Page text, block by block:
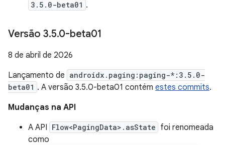
3.5.0-beta01 .
Versão 3.5.0-beta01
8 de abril de 2026
Lançamento de androidx.paging:paging-*:3.5.0-
beta01 . A versão 3.5.0-beta01 contém estes commits.
Mudanças na API
A API Flow<PagingData>.asState foi renomeada
como